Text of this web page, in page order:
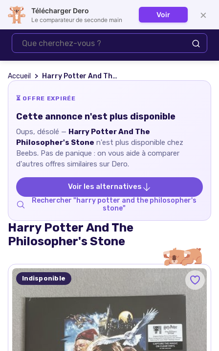
Se connecter
Accueil Harry Potter And The Philosopher's Stone
⏳ OFFRE EXPIRÉE
Cette annonce n'est plus disponible
Oups, désolé — Harry Potter And The
Philosopher's Stone n'est plus disponible chez
Beebs. Pas de panique : on vous aide à comparer
d'autres offres similaires sur Dero.
Voir les alternatives
Rechercher "harry potter and the philosopher's
stone"
Harry Potter And The
Philosopher's Stone
Indisponible
Télécharger Dero
Le comparateur de seconde main
Voir ×